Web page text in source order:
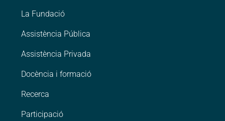
La Fundació
Assistència Pública
Assistència Privada
Docència i formació
Recerca
Participació